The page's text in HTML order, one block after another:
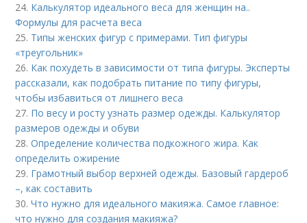
24. Калькулятор идеального веса для женщин на..
Формулы для расчета веса
25. Типы женских фигур с примерами. Тип фигуры
«треугольник»
26. Как похудеть в зависимости от типа фигуры. Эксперты
рассказали, как подобрать питание по типу фигуры,
чтобы избавиться от лишнего веса
27. По весу и росту узнать размер одежды. Калькулятор
размеров одежды и обуви
28.Определение количества подкожного жира. Как
определить ожирение
29. Грамотный выбор верхней одежды. Базовый гардероб
–, как составить
30.Что нужно для идеального макияжа. Самое главное:
что нужно для создания макияжа?